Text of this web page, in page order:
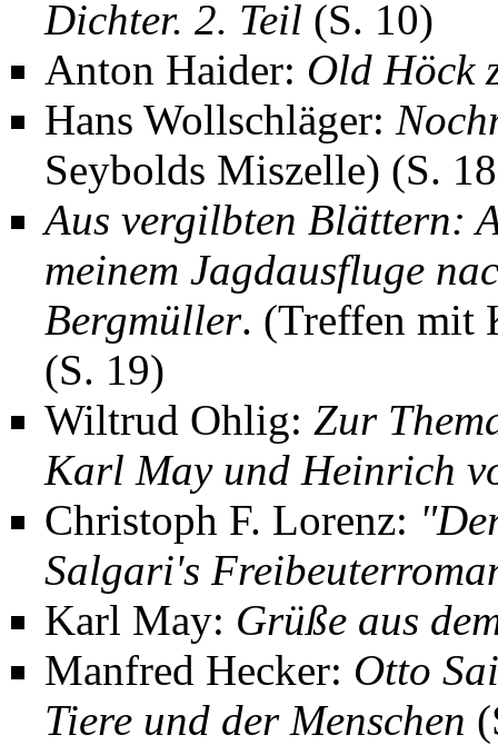
Dichter. 2. Teil (S. 10)
Anton Haider: Old Höck
Hans Wollschläger:
Seybolds Miszelle) (S.
Aus vergilbten Blättern:
meinem Jagdausfluge
Bergmüller. (Treffen mit
(S. 19)
Wiltrud Ohlig: Zur
Karl May und Heinrich
Christoph F. Lorenz:
Salgari's
Karl May: Grüße aus
Manfred Hecker: Otto
Tiere und der Menschen